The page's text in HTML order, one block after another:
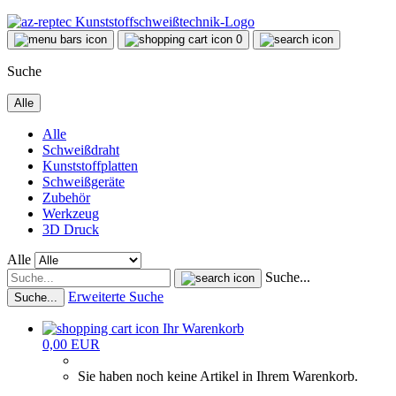
0
Suche
Alle
Alle
Schweißdraht
Kunststoffplatten
Schweißgeräte
Zubehör
Werkzeug
3D Druck
Alle
Suche...
Suche... Erweiterte Suche
Ihr Warenkorb
0,00 EUR
Sie haben noch keine Artikel in Ihrem Warenkorb.